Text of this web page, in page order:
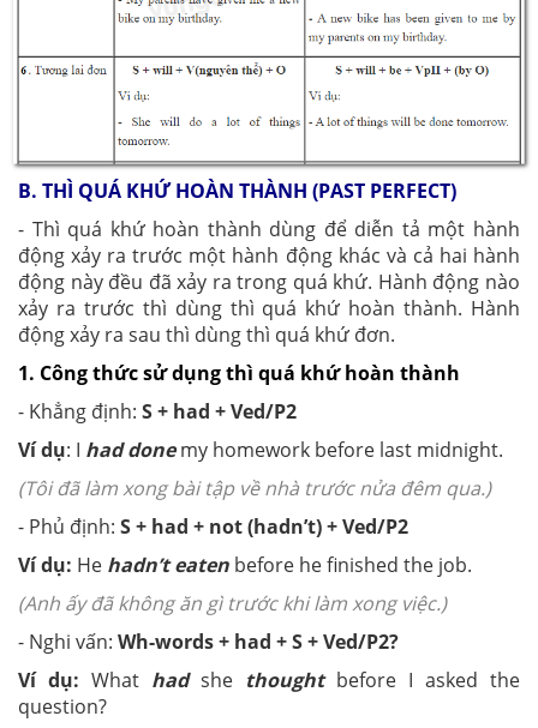
B. THÌ QUÁ KHỨ HOÀN THÀNH (PAST PERFECT)
- Thì quá khứ hoàn thành dùng để diễn tả một hành
động xảy ra trước một hành động khác và cả hai hành
động này đều đã xảy ra trong quá khứ. Hành động nào
xảy ra trước thì dùng thì quá khứ hoàn thành. Hành
động xảy ra sau thì dùng thì quá khứ đơn.
1. Công thức sử dụng thì quá khứ hoàn thành
- Khẳng định: S + had + Ved/P2
Ví dụ: I had donemy homework before last midnight.
(Tôi đã làm xong bài tập về nhà trước nửa đêm qua.)
- Phủ định: S + had + not (hadn’t) + Ved/P2
Ví dụ: He hadn’t eaten before he finished the job.
(Anh ấy đã không ăn gì trước khi làm xong việc.)
- Nghi vấn: Wh-words + had + S + Ved/P2?
Ví dụ: What had she thought before I asked the
question?